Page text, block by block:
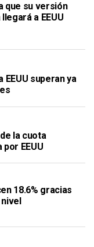
que su versión
a EEUU
superan ya
la cuota
EEUU
18.6% gracias